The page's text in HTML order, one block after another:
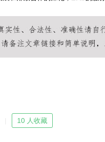
10 人收藏